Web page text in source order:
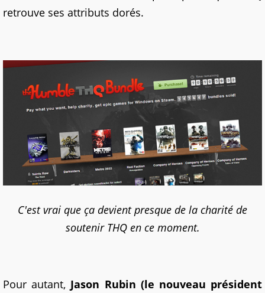
retrouve ses attributs dorés.
C'est vrai que ça devient presque de la charité de
soutenir THQ en ce moment.
Pour autant, Jason Rubin (le nouveau président